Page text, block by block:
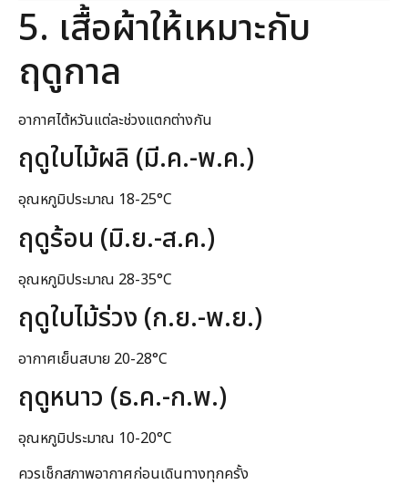
5. เสื้อผ้าให้เหมาะกับ
ฤดูกาล
อากาศไต้หวันแต่ละช่วงแตกต่างกัน
ฤดูใบไม้ผลิ (มี.ค.-พ.ค.)
อุณหภูมิประมาณ 18-25°C
ฤดูร้อน (มิ.ย.-ส.ค.)
อุณหภูมิประมาณ 28-35°C
ฤดูใบไม้ร่วง (ก.ย.-พ.ย.)
อากาศเย็นสบาย 20-28°C
ฤดูหนาว (ธ.ค.-ก.พ.)
อุณหภูมิประมาณ 10-20°C
ควรเช็กสภาพอากาศก่อนเดินทางทุกครั้ง